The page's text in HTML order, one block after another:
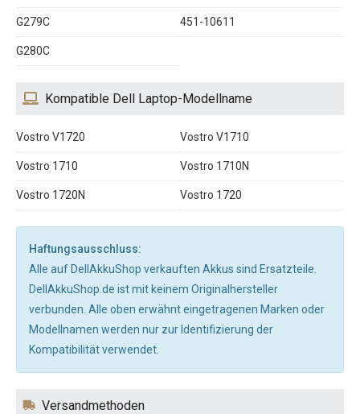
G279C 451-10611
G280C
Kompatible Dell Laptop-Modellname
Vostro V1720 Vostro V1710
Vostro 1710 Vostro 1710N
Vostro 1720N Vostro 1720
Haftungsausschluss:
Alle auf DellAkkuShop verkauften Akkus sind Ersatzteile.
DellAkkuShop.de ist mit keinem Originalhersteller
verbunden. Alle oben erwähnt eingetragenen Marken oder
Modellnamen werden nur zur Identifizierung der
Kompatibilität verwendet.
Versandmethoden